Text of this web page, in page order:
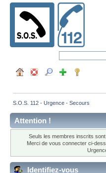
S.O.S. 112 - Urgence - Secours
Attention !
Seuls les membres inscrits
Merci de vous connecter ci-
Identifiez-vous